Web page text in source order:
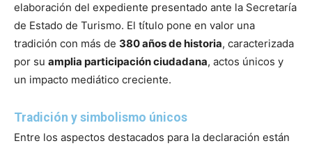
elaboración del expediente presentado ante la Secretaría
de Estado de Turismo. El título pone en valor una
tradición con más de 380 años de historia, caracterizada
por su amplia participación ciudadana, actos únicos y
un impacto mediático creciente.
Tradición y simbolismo únicos
Entre los aspectos destacados para la declaración están